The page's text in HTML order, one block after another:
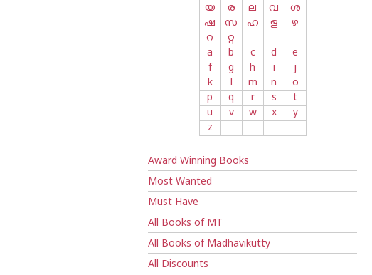
യ
ര ല വ
ശ
ഷ
സ ഹ ള
ഴ
റ
റ്റ
a
b c d
e
f
g h i
j
k
l m n
o
p
q r s
t
u
v w x
y
z
Award Winning Books
Most Wanted
Must Have
All Books of MT
All Books of Madhavikutty
All Discounts